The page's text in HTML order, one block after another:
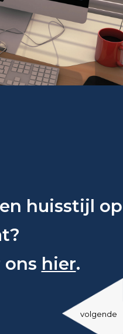
huisstijl op
ons hier.
volgende